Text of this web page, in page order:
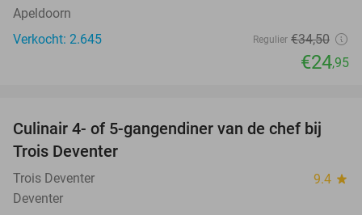
Apeldoorn
Verkocht: 2.645
Regulier €34,50
€24,95
39%
Culinair 4- of 5-gangendiner van de chef bij
Trois Deventer
Trois Deventer 9.4 star
Deventer